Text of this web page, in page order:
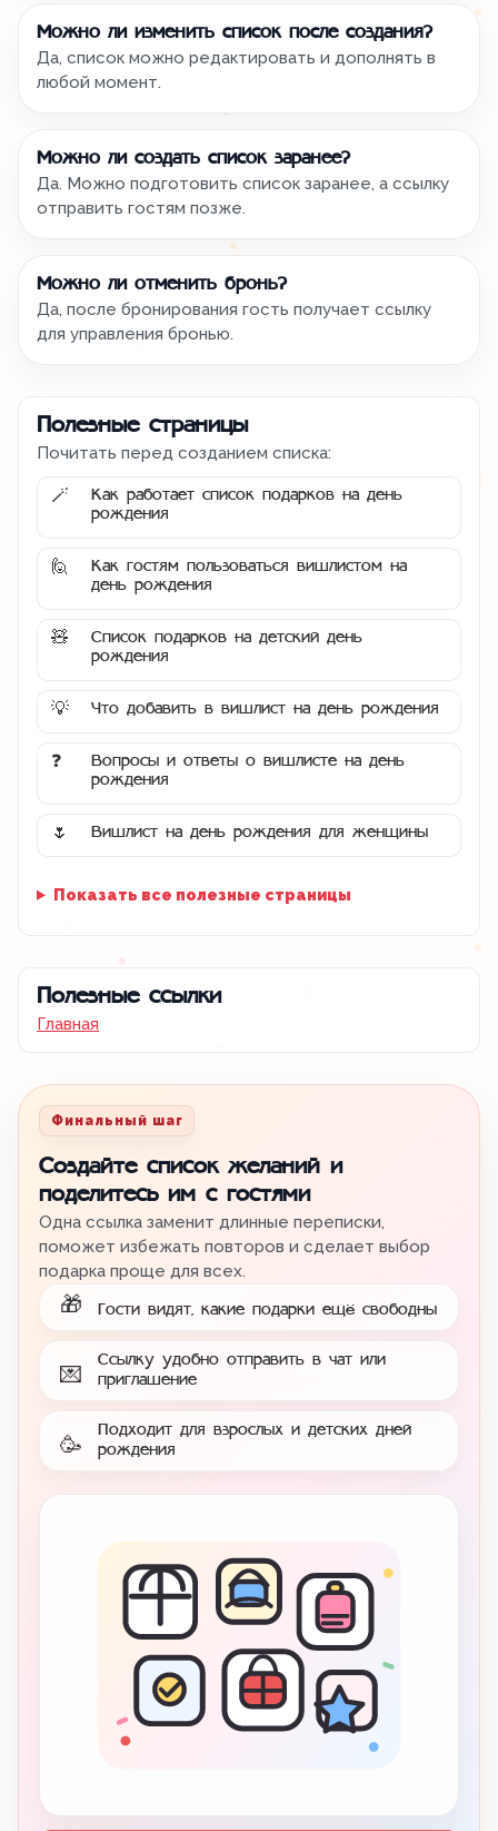
Можно ли изменить список после создания?
Да, список можно редактировать и дополнять в
любой момент.
Можно ли создать список заранее?
Да. Можно подготовить список заранее, а ссылку
отправить гостям позже.
Можно ли отменить бронь?
Да, после бронирования гость получает ссылку
для управления бронью.
Полезные страницы
Почитать перед созданием списка:
🪄
Как работает список подарков на день
рождения
🙋
Как гостям пользоваться вишлистом на
день рождения
🧸
Список подарков на детский день
рождения
💡 Что добавить в вишлист на день рождения
❓
Вопросы и ответы о вишлисте на день
рождения
🌷 Вишлист на день рождения для женщины
Показать все полезные страницы
Полезные ссылки
Главная
Финальный шаг
Создайте список желаний и
поделитесь им с гостями
Одна ссылка заменит длинные переписки,
поможет избежать повторов и сделает выбор
подарка проще для всех.
🎁 Гости видят, какие подарки ещё свободны
💌
Ссылку удобно отправить в чат или
приглашение
🥳
Подходит для взрослых и детских дней
рождения